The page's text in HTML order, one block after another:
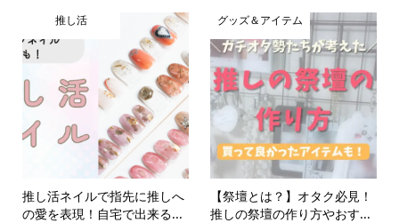
推し活
推し活ネイルで指先に推しへ
の愛を表現！自宅で出来る...
グッズ＆アイテム
【祭壇とは？】オタク必見！
推しの祭壇の作り方やおす...